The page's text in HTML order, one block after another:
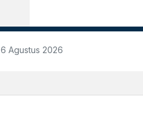
6 Agustus 2026